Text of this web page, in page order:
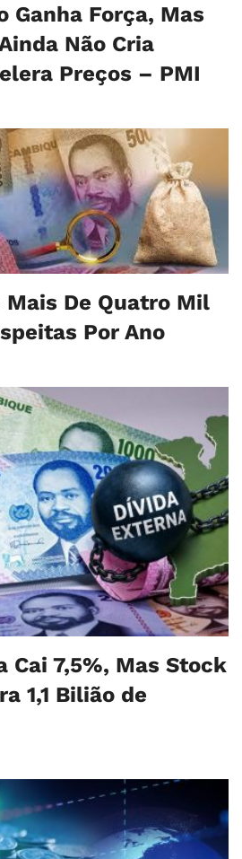
Ganha Força, Mas
Não Cria
Preços – PMI
Mais De Quatro Mil
Por Ano
Cai 7,5%, Mas Stock
1,1 Bilião de